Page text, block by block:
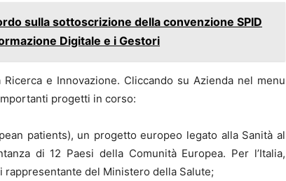
sulla sottoscrizione della convenzione SPID
Digitale e i Gestori
e Innovazione. Cliccando su Azienda nel menu
progetti in corso:
patients), un progetto europeo legato alla Sanità al
di 12 Paesi della Comunità Europea. Per l’Italia,
rappresentante del Ministero della Salute;